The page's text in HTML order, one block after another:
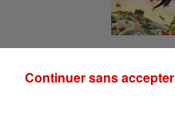
Depuis son
de Santé
servir de
Continuer sans accepter